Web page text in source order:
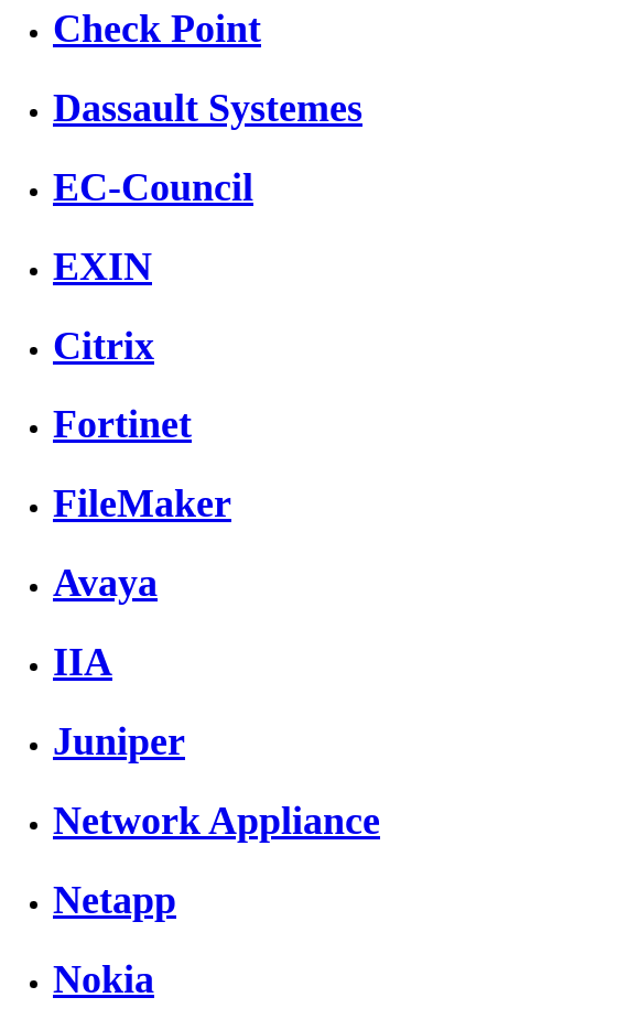
Check Point
Dassault Systemes
EC-Council
EXIN
Citrix
Fortinet
FileMaker
Avaya
IIA
Juniper
Network Appliance
Netapp
Nokia